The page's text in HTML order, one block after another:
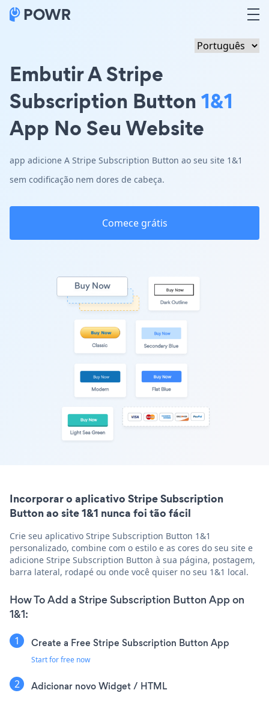
Embutir A Stripe
Subscription Button1&1
App No Seu Website
app adicione A Stripe Subscription Button ao seu site 1&1
sem codificação nem dores de cabeça.
Comece grátis
Incorporar o aplicativo Stripe Subscription
Button ao site 1&1 nunca foi tão fácil
Crie seu aplicativo Stripe Subscription Button 1&1
personalizado, combine com o estilo e as cores do seu site e
adicione Stripe Subscription Button à sua página, postagem,
barra lateral, rodapé ou onde você quiser no seu 1&1 local.
How To Add a Stripe Subscription Button App on
1&1:
Create a Free Stripe Subscription Button App
Start for free now
Adicionar novoWidget / HTML